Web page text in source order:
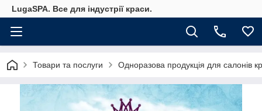
LugaSPA. Все для індустрії краси.
Товари та послуги Одноразова продукція для салонів